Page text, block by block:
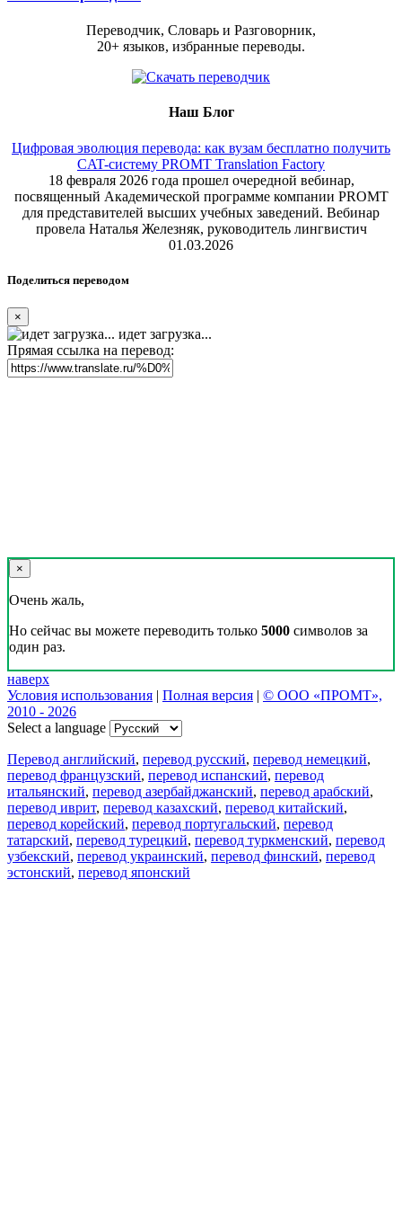
Переводчик, Словарь и Разговорник,
20+ языков, избранные переводы.
Наш Блог
Цифровая эволюция перевода: как вузам бесплатно получить
CAT-систему PROMT Translation Factory
18 февраля 2026 года прошел очередной вебинар,
посвященный Академической программе компании PROMT
для представителей высших учебных заведений. Вебинар
провела Наталья Железняк, руководитель лингвистич
01.03.2026
Поделиться переводом
×
идет загрузка...
Прямая ссылка на перевод:
×
Очень жаль,
Но сейчас вы можете переводить только 5000 символов за
один раз.
наверх
Условия использования | Полная версия | © ООО «ПРОМТ»,
2010 - 2026
Select a language
Перевод английский, перевод русский, перевод немецкий,
перевод французский, перевод испанский, перевод
итальянский, перевод азербайджанский, перевод арабский,
перевод иврит, перевод казахский, перевод китайский,
перевод корейский, перевод португальский, перевод
татарский, перевод турецкий, перевод туркменский, перевод
узбекский, перевод украинский, перевод финский, перевод
эстонский, перевод японский